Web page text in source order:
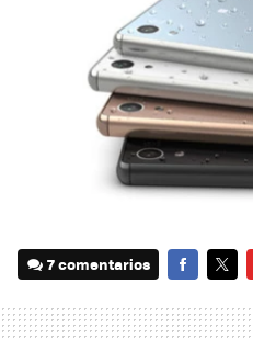
7 comentarios